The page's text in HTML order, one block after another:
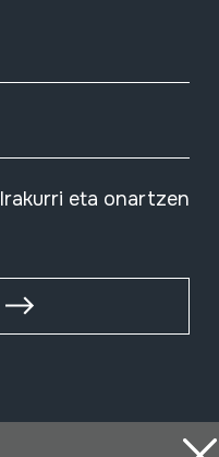
Irakurri eta onartzen